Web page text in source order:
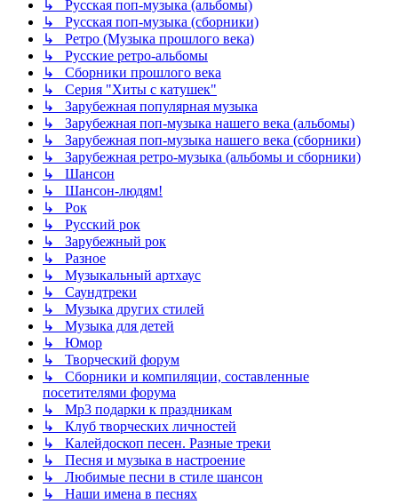
↳ Русская поп-музыка (альбомы)
↳ Русская поп-музыка (сборники)
↳ Ретро (Музыка прошлого века)
↳ Русские ретро-альбомы
↳ Сборники прошлого века
↳ Серия "Хиты с катушек"
↳ Зарубежная популярная музыка
↳ Зарубежная поп-музыка нашего века (альбомы)
↳ Зарубежная поп-музыка нашего века (сборники)
↳ Зарубежная ретро-музыка (альбомы и сборники)
↳ Шансон
↳ Шансон-людям!
↳ Рок
↳ Русский рок
↳ Зарубежный рок
↳ Разное
↳ Музыкальный артхаус
↳ Саундтреки
↳ Музыка других стилей
↳ Музыка для детей
↳ Юмор
↳ Творческий форум
↳ Сборники и компиляции, составленные
посетителями форума
↳ Mp3 подарки к праздникам
↳ Клуб творческих личностей
↳ Калейдоскоп песен. Разные треки
↳ Песня и музыка в настроение
↳ Любимые песни в стиле шансон
↳ Наши имена в песнях